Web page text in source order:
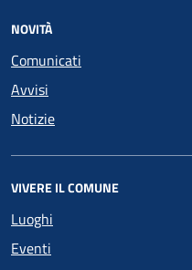
NOVITÀ
Comunicati
Avvisi
Notizie
VIVERE IL COMUNE
Luoghi
Eventi